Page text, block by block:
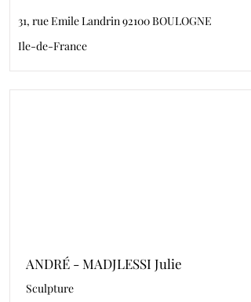
31, rue Emile Landrin 92100 BOULOGNE
Ile-de-France
ANDRÉ - MADJLESSI Julie
Sculpture